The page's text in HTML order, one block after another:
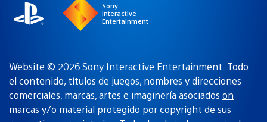
Sony
Interactive
Entertainment
Website © 2026 Sony Interactive Entertainment. Todo
el contenido, títulos de juegos, nombres y direcciones
comerciales, marcas, artes e imaginería asociados on
marcas y/o material protegido por copyright de sus